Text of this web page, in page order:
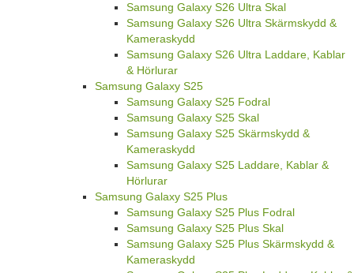
Samsung Galaxy S26 Ultra Skal
Samsung Galaxy S26 Ultra Skärmskydd &
Kameraskydd
Samsung Galaxy S26 Ultra Laddare, Kablar
& Hörlurar
Samsung Galaxy S25
Samsung Galaxy S25 Fodral
Samsung Galaxy S25 Skal
Samsung Galaxy S25 Skärmskydd &
Kameraskydd
Samsung Galaxy S25 Laddare, Kablar &
Hörlurar
Samsung Galaxy S25 Plus
Samsung Galaxy S25 Plus Fodral
Samsung Galaxy S25 Plus Skal
Samsung Galaxy S25 Plus Skärmskydd &
Kameraskydd